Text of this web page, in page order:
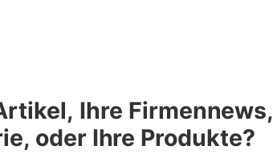
Ihre Firmennews,
oder Ihre Produkte?